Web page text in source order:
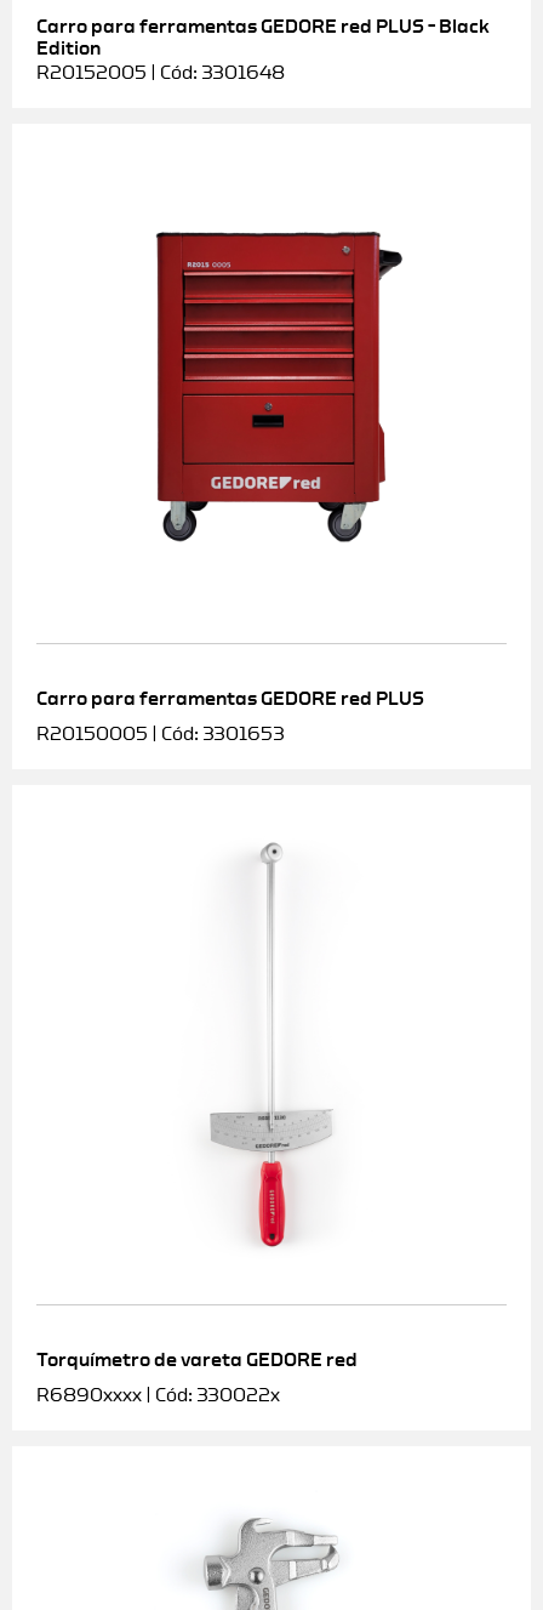
Carro para ferramentas GEDORE red PLUS – Black
Edition
R20152005 | Cód: 3301648
Carro para ferramentas GEDORE red PLUS
R20150005 | Cód: 3301653
Torquímetro de vareta GEDORE red
R6890xxxx | Cód: 330022x